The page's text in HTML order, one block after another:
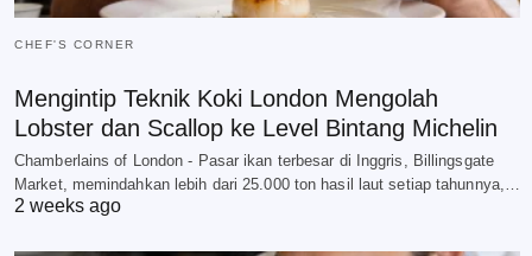
CHEF'S CORNER
Mengintip Teknik Koki London Mengolah
Lobster dan Scallop ke Level Bintang Michelin
Chamberlains of London - Pasar ikan terbesar di Inggris, Billingsgate
Market, memindahkan lebih dari 25.000 ton hasil laut setiap tahunnya,…
2 weeks ago